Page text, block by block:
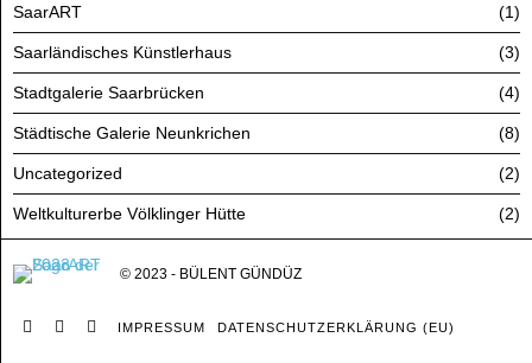
SaarART 1
Saarländisches Künstlerhaus 3
Stadtgalerie Saarbrücken 4
Städtische Galerie Neunkrichen 8
Uncategorized 2
Weltkulturerbe Völklinger Hütte 2
© 2023 - BÜLENT GÜNDÜZ
IMPRESSUM DATENSCHUTZERKLÄRUNG (EU)